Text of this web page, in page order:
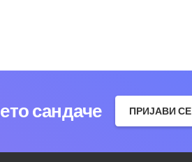
сандаче ПРИЈАВИ СЕ